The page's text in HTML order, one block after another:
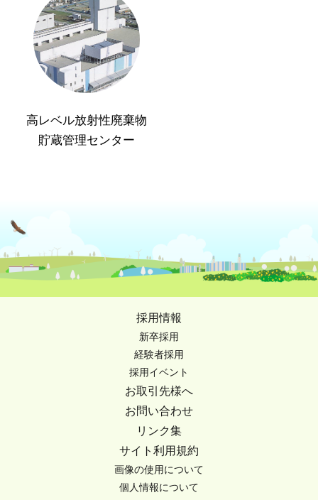
高レベル放射性廃棄物
貯蔵管理センター
採用情報
新卒採用
経験者採用
採用イベント
お取引先様へ
お問い合わせ
リンク集
サイト利用規約
画像の使用について
個人情報について